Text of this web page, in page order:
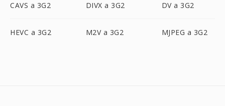
CAVS a 3G2 DIVX a 3G2 DV a 3G2
HEVC a 3G2 M2V a 3G2 MJPEG a 3G2